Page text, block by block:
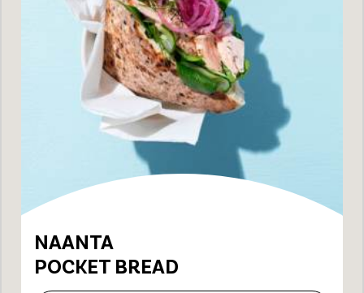
NAANTA
POCKET BREAD